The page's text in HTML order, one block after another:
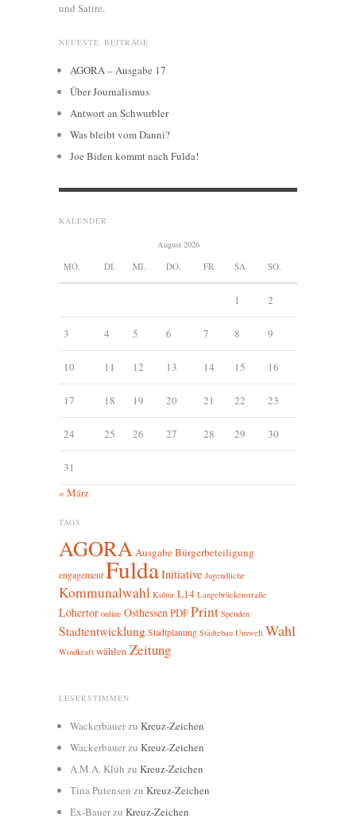
und Satire.
NEUESTE BEITRÄGE
AGORA – Ausgabe 17
Über Journalismus
Antwort an Schwurbler
Was bleibt vom Danni?
Joe Biden kommt nach Fulda!
KALENDER
August 2026
MO. DI. MI. DO. FR. SA. SO.
1 2
3 4 5 6 7 8 9
10 11 12 13 14 15 16
17 18 19 20 21 22 23
24 25 26 27 28 29 30
31
« März
TAGS
AGORAAusgabeBürgerbeteiligung
engagementFuldaInitiative Jugendliche
Kommunalwahl Kultur L14 Langebrückenstraße
Löhertor online OsthessenPDFPrint Spenden
StadtentwicklungStadtplanung Städtebau Umwelt Wahl
Windkraft wählen Zeitung
LESERSTIMMEN
Wackerbauerzu Kreuz-Zeichen
Wackerbauerzu Kreuz-Zeichen
A.M.A. Klüh zu Kreuz-Zeichen
Tina Putensen zu Kreuz-Zeichen
Ex-Bauerzu Kreuz-Zeichen